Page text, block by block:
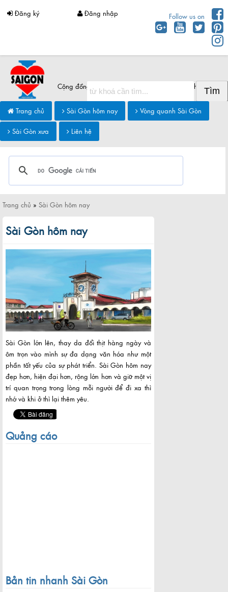
Đăng ký Đăng nhập Follow us on
Cộng đồng Sài Gòn chia sẻ thông tin Sài Gòn hôm nay
Trang chủ Sài Gòn hôm nay
Vòng quanh Sài Gòn
Sài Gòn xưa
Liên hệ
Trang chủ » Sài Gòn hôm nay
Sài Gòn hôm nay
Sài Gòn lớn lên, thay da đổi thịt hàng ngày và
ôm trọn vào mình sự đa dạng văn hóa như một
phần tất yếu của sự phát triển. Sài Gòn hôm nay
đẹp hơn, hiện đại hơn, rộng lớn hơn và giữ một vị
trí quan trọng trong lòng mỗi người để đi xa thì
nhớ và khi ở thì lại thêm yêu.
Quảng cáo
Bản tin nhanh Sài Gòn